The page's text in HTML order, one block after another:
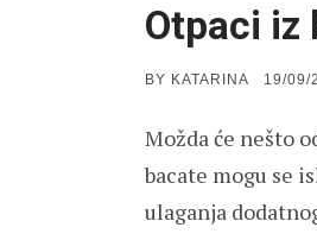
Otpaci iz
BY KATARINA 19/09/
Možda će nešto
bacate mogu se
ulaganja